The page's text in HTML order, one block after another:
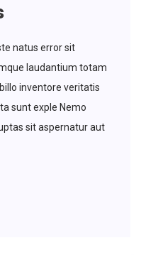
natus error sit
laudantium totam
inventore veritatis
sunt exple Nemo
sit aspernatur aut